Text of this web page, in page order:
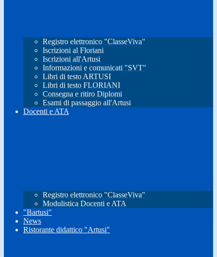
Registro elettronico "ClasseViva"
Iscrizioni al Floriani
Iscrizioni all'Artusi
Informazioni e comunicati "SVT"
Libri di testo ARTUSI
Libri di testo FLORIANI
Consegna e ritiro Diplomi
Esami di passaggio all'Artusi
Docenti e ATA
Registro elettronico "ClasseViva"
Modulistica Docenti e ATA
"Bartusi"
News
Ristorante didattico "Artusi"